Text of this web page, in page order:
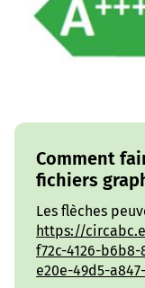
Comment
fichiers
Les flèches
https://
f72c-4126-
e20e-49d5-